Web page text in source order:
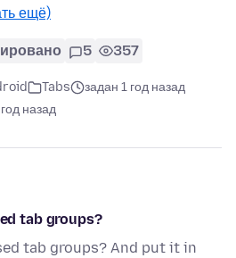
ещё)
5 357
Tabs
задан 1 год назад
назад
tab groups?
tab groups? And put it in